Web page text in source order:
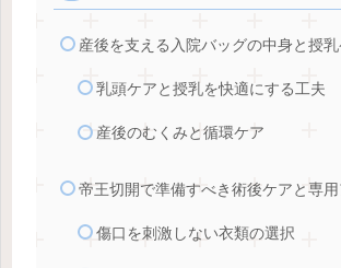
産後を支える入院バッグの中身と授
乳頭ケアと授乳を快適にする工夫
産後のむくみと循環ケア
帝王切開で準備すべき術後ケアと専用
傷口を刺激しない衣類の選択